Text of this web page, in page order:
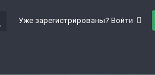
Уже зарегистрированы? Войти